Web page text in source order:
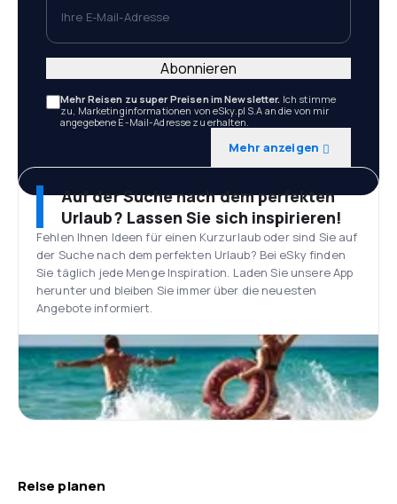
Mehr Reisen zu super Preisen im Newsletter. Ich stimme
zu, Marketinginformationen von eSky.pl S.A an die von mir
angegebene E-Mail-Adresse zu erhalten.
Mehr anzeigen
Abonnieren
Auf der Suche nach dem perfekten
Urlaub? Lassen Sie sich inspirieren!
Fehlen Ihnen Ideen für einen Kurzurlaub oder sind Sie auf
der Suche nach dem perfekten Urlaub? Bei eSky finden
Sie täglich jede Menge Inspiration. Laden Sie unsere App
herunter und bleiben Sie immer über die neuesten
Angebote informiert.
Reise planen